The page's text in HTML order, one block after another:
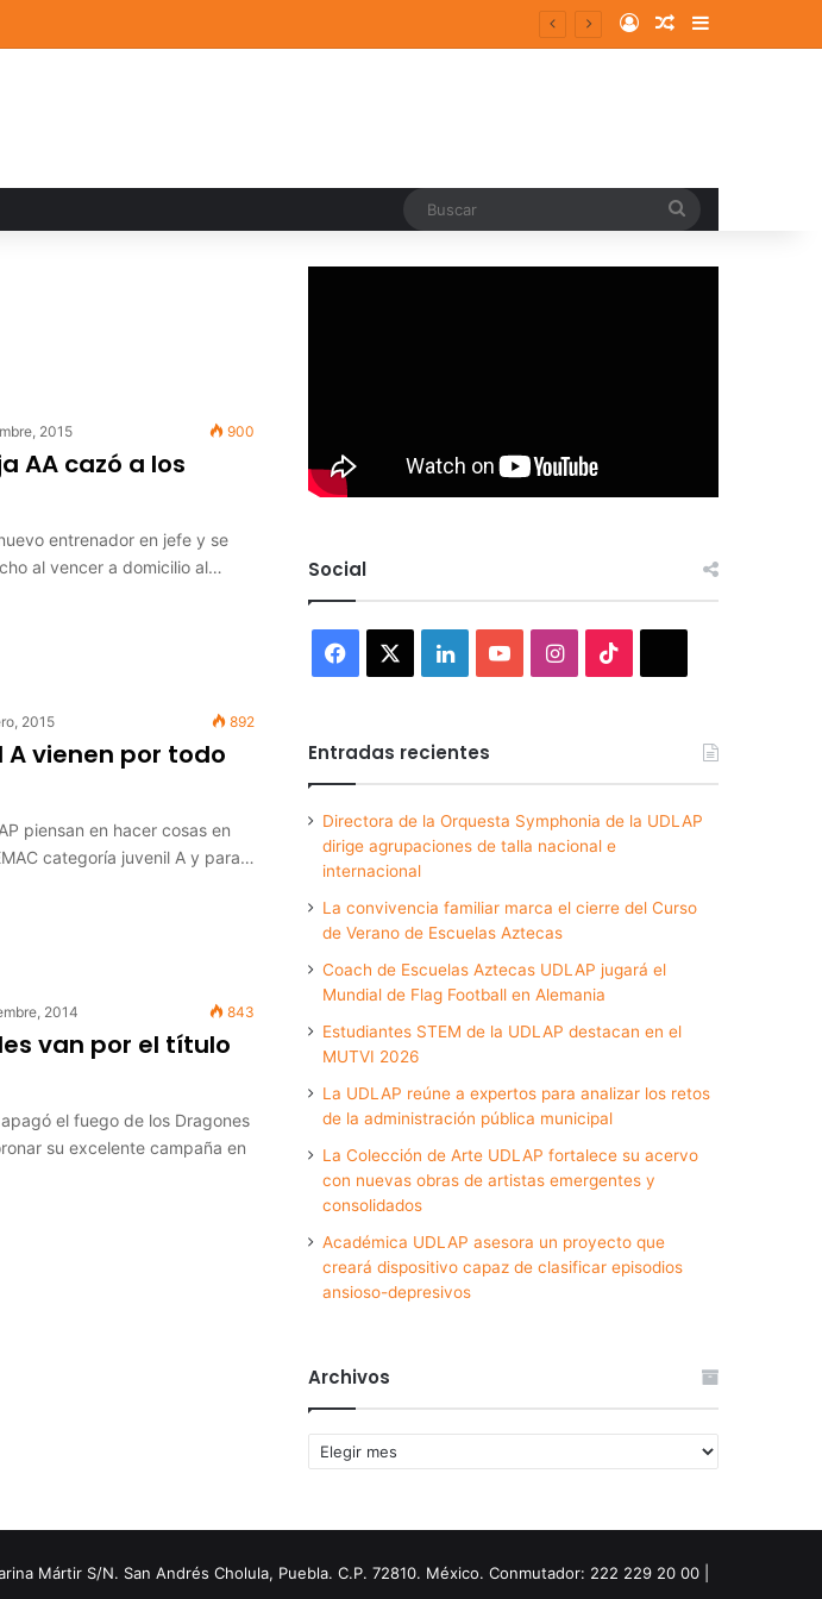
Verano de Escuelas Aztecas Log InRandom Article
Sidebar
2015 900
AA cazó a los
entrenador en jefe y se
al vencer a domicilio al…
2015 892
A vienen por todo
piensan en hacer cosas en
categoría juvenil A y para…
2014 843
van por el título
el fuego de los Dragones
su excelente campaña en
Social
Facebook LinkedInYouTubeInstagram
Entradas recientes
Directora de la Orquesta Symphonia de la UDLAP
dirige agrupaciones de talla nacional e
internacional
La convivencia familiar marca el cierre del Curso
de Verano de Escuelas Aztecas
Coach de Escuelas Aztecas UDLAP jugará el
Mundial de Flag Football en Alemania
Estudiantes STEM de la UDLAP destacan en el
MUTVI 2026
La UDLAP reúne a expertos para analizar los retos
de la administración pública municipal
La Colección de Arte UDLAP fortalece su acervo
con nuevas obras de artistas emergentes y
consolidados
Académica UDLAP asesora un proyecto que
creará dispositivo capaz de clasificar episodios
ansioso-depresivos
Archivos
Archivos
Mártir S/N. San Andrés Cholula, Puebla. C.P. 72810. México. Conmutador: 222 229 20 00 |